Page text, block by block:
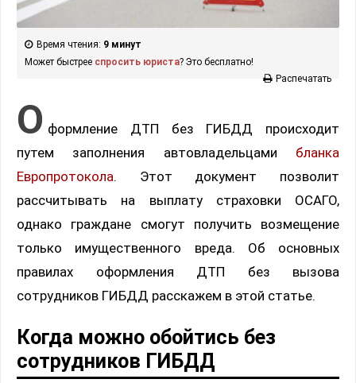
Время чтения: 9 минут
Может быстрее спросить юриста? Это бесплатно!
Распечатать
О формление ДТП без ГИБДД происходит
путем заполнения автовладельцами бланка
Европротокола. Этот документ позволит
рассчитывать на выплату страховки ОСАГО,
однако граждане смогут получить возмещение
только имущественного вреда. Об основных
правилах оформления ДТП без вызова
сотрудников ГИБДД расскажем в этой статье.
Когда можно обойтись без
сотрудников ГИБДД